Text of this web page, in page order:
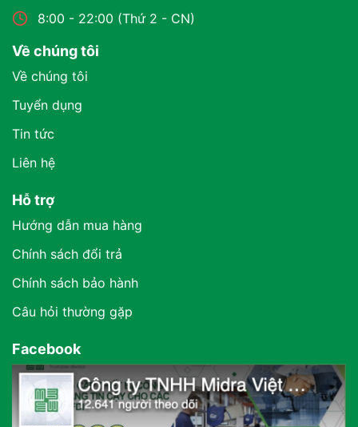
8:00 - 22:00 (Thứ 2 - CN)
Về chúng tôi
Về chúng tôi
Tuyển dụng
Tin tức
Liên hệ
Hỗ trợ
Hướng dẫn mua hàng
Chính sách đổi trả
Chính sách bảo hành
Câu hỏi thường gặp
Facebook